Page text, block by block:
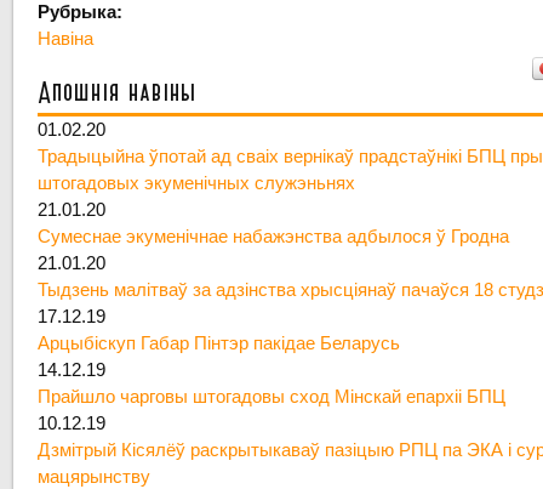
Рубрыка:
Навіна
Апошнія навіны
01.02.20
Традыцыйна ўпотай ад сваіх вернікаў прадстаўнікі БПЦ
штогадовых экуменічных служэньнях
21.01.20
Сумеснае экуменічнае набажэнства адбылося ў Гродна
21.01.20
Тыдзень малітваў за адзінства хрысціянаў пачаўся 18
17.12.19
Арцыбіскуп Габар Пінтэр пакідае Беларусь
14.12.19
Прайшло чарговы штогадовы сход Мінскай епархіі БПЦ
10.12.19
Дзмітрый Кісялёў раскрытыкаваў пазіцыю РПЦ па ЭКА і
мацярынству